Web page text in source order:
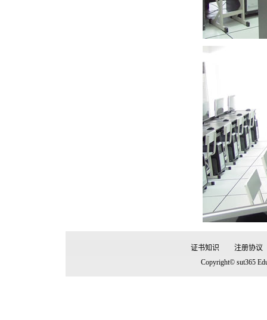
证书知识
注册协议
Copyright© sut365